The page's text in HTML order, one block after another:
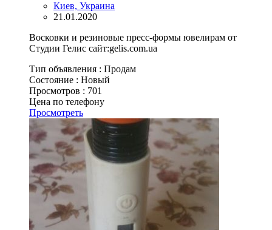
Киев, Украина
21.01.2020
Восковки и резиновые пресс-формы ювелирам от
Студии Гелис сайт:gelis.com.ua
Тип объявления : Продам
Состояние : Новый
Просмотров : 701
Цена по телефону
Просмотреть